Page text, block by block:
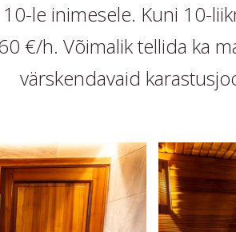
le inimesele. Kuni 10-
€/h. Võimalik tellida ka
värskendavaid